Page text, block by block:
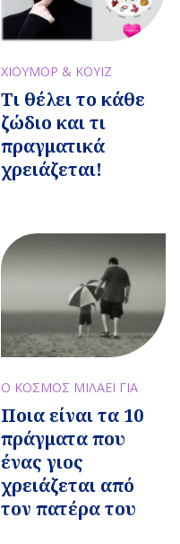
ΧΙΟΥΜΟΡ & ΚΟΥΙΖ
Τι θέλει το κάθε
ζώδιο και τι
πραγματικά
χρειάζεται!
Ο ΚΟΣΜΟΣ ΜΙΛΑΕΙ ΓΙΑ
Ποια είναι τα 10
πράγματα που
ένας γιος
χρειάζεται από
τον πατέρα του